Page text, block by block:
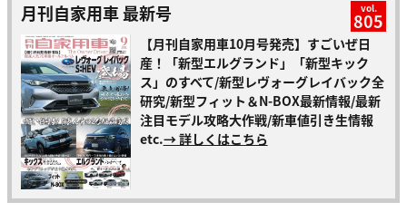
月刊自家用車 最新号 vol.
805
【月刊自家用車10月号発売】すごいぜ日
産！「新型エルグランド」「新型キック
ス」のすべて/新型レヴォーグレイバック全
研究/新型フィット＆N-BOX最新情報/最新
注目モデル攻略大作戦/新車値引き生情報
etc.→ 詳しくはこちら